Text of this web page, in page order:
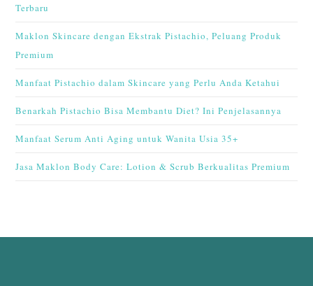
Terbaru
Maklon Skincare dengan Ekstrak Pistachio, Peluang Produk
Premium
Manfaat Pistachio dalam Skincare yang Perlu Anda Ketahui
Benarkah Pistachio Bisa Membantu Diet? Ini Penjelasannya
Manfaat Serum Anti Aging untuk Wanita Usia 35+
Jasa Maklon Body Care: Lotion & Scrub Berkualitas Premium